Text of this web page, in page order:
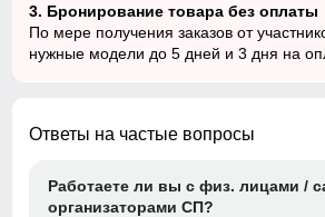
3. Бронирование товара без оплаты
По мере получения заказов от
нужные модели до 5 дней и 3 дня на
Ответы на частые вопросы
Работаете ли вы с физ. лицами /
организаторами СП?